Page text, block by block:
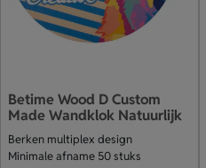
Betime Wood D Custom
Made Wandklok Natuurlijk
Berken multiplex design
Minimale afname 50 stuks